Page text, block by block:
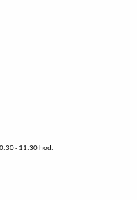
- 11:30 hod.